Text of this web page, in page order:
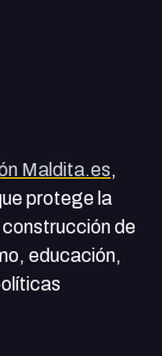
Maldita.es,
protege la
construcción de
educación,